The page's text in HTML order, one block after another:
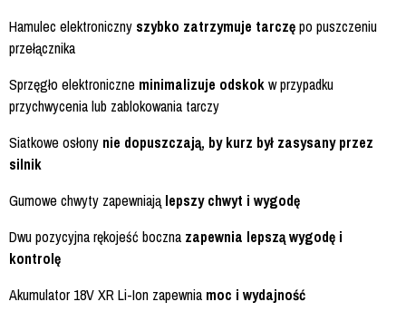
Hamulec elektroniczny szybko zatrzymuje tarczępo puszczeniu
przełącznika
Sprzęgło elektroniczne minimalizuje odskokw przypadku
przychwycenia lub zablokowania tarczy
Siatkowe osłony nie dopuszczają, by kurz był zasysany przez
silnik
Gumowe chwyty zapewniają lepszy chwyt i wygodę
Dwu pozycyjna rękojeść boczna zapewnia lepszą wygodę i
kontrolę
Akumulator 18V XR Li-Ion zapewnia moc i wydajność